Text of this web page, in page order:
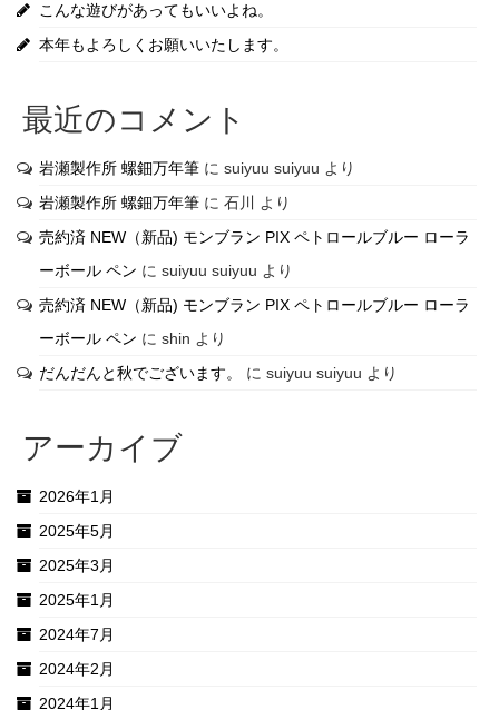
こんな遊びがあってもいいよね。
本年もよろしくお願いいたします。
最近のコメント
岩瀬製作所 螺鈿万年筆 に suiyuu suiyuu より
岩瀬製作所 螺鈿万年筆 に 石川
より
売約済 NEW（新品) モンブラン PIX ペトロールブルー ローラ
ーボール ペン に suiyuu suiyuu より
売約済 NEW（新品) モンブラン PIX ペトロールブルー ローラ
ーボール ペン に shin より
だんだんと秋でございます。
に suiyuu suiyuu より
アーカイブ
2026年1月
2025年5月
2025年3月
2025年1月
2024年7月
2024年2月
2024年1月